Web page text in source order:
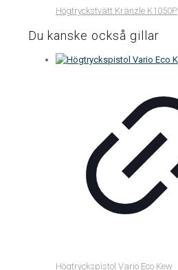
Högtryckstvätt Kränzle K1050P
Du kanske också gillar
Högtryckspistol Vario Eco Kew